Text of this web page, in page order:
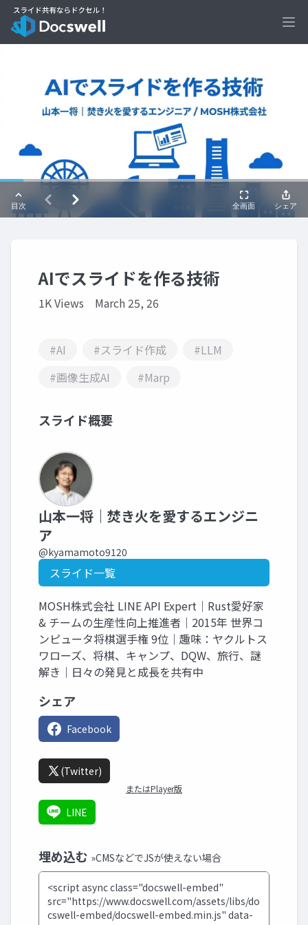
AIでスライドを作る技術
1K Views March 25, 26
#AI #スライド作成
#LLM
#画像生成AI
#Marp
スライド概要
山本一将｜焚き火を愛するエンジニ
ア
@kyamamoto9120
スライド一覧
MOSH株式会社 LINE API Expert｜Rust愛好家
& チームの生産性向上推進者｜2015年 世界コ
ンピュータ将棋選手権 9位｜趣味：ヤクルトス
ワローズ、将棋、キャンプ、DQW、旅行、謎
解き｜日々の発見と成長を共有中
シェア
Facebook
(Twitter)
またはPlayer版
LINE
埋め込む »CMSなどでJSが使えない場合